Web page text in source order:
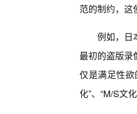
范的制约，这
例如，日
最初的盗版录
仅是满足性
化”、“M/S文